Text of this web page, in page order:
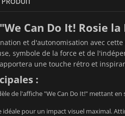
Can Do It! Rosie
et d'autonomisation avec
symbole de la force et de
une touche rétro et
:
de l'affiche "We Can Do It!" mettant
idéale pour un impact visuel maximal.